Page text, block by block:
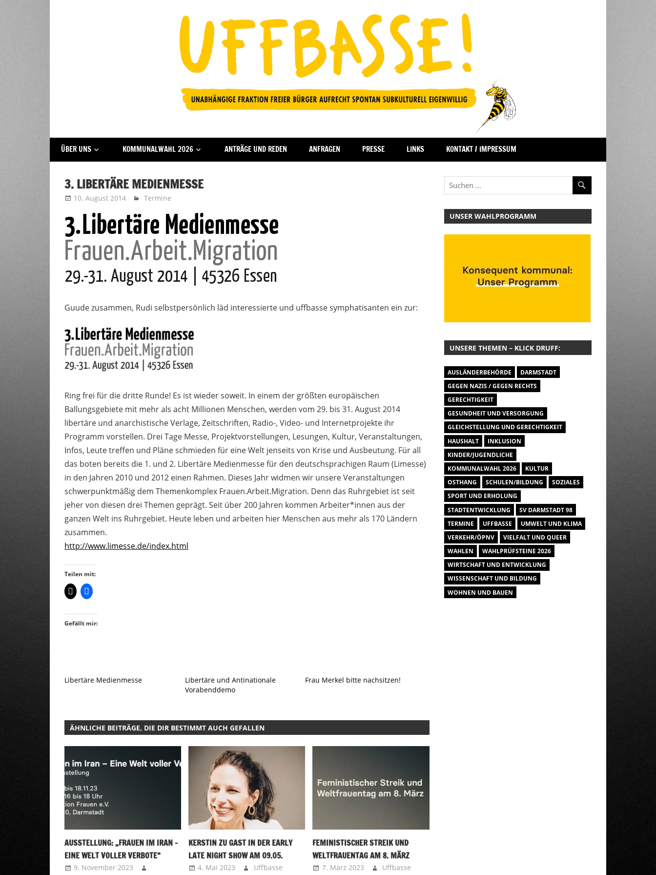
UFFBASSE!
Darmstadt
ÜBER UNS KOMMUNALWAHL 2026 ANTRÄGE UND REDEN ANFRAGEN PRESSE LINKS KONTAKT / IMPRESSUM
3. LIBERTÄRE MEDIENMESSE
10. August 2014 Uffbasse
Termine
Guude zusammen, Rudi selbstpersönlich läd interessierte und uffbasse symphatisanten ein zur:
Ring frei für die dritte Runde! Es ist wieder soweit. In einem der größten europäischen
Ballungsgebiete mit mehr als acht Millionen Menschen, werden vom 29. bis 31. August 2014
libertäre und anarchistische Verlage, Zeitschriften, Radio-, Video- und Internetprojekte ihr
Programm vorstellen. Drei Tage Messe, Projektvorstellungen, Lesungen, Kultur, Veranstaltungen,
Infos, Leute treffen und Pläne schmieden für eine Welt jenseits von Krise und Ausbeutung. Für all
das boten bereits die 1. und 2. Libertäre Medienmesse für den deutschsprachigen Raum (Limesse)
in den Jahren 2010 und 2012 einen Rahmen. Dieses Jahr widmen wir unsere Veranstaltungen
schwerpunktmäßig dem Themenkomplex Frauen.Arbeit.Migration. Denn das Ruhrgebiet ist seit
jeher von diesen drei Themen geprägt. Seit über 200 Jahren kommen Arbeiter*innen aus der
ganzen Welt ins Ruhrgebiet. Heute leben und arbeiten hier Menschen aus mehr als 170 Ländern
zusammen.
http://www.limesse.de/index.html
Teilen mit:
Gefällt mir:
Libertäre Medienmesse
Libertäre und Antinationale
Vorabenddemo
Frau Merkel bitte nachsitzen!
ÄHNLICHE BEITRÄGE, DIE DIR BESTIMMT AUCH GEFALLEN
AUSSTELLUNG: „FRAUEN IM IRAN –
EINE WELT VOLLER VERBOTE“
9. November 2023
KERSTIN ZU GAST IN DER EARLY
LATE NIGHT SHOW AM 09.05.
4. Mai 2023 Uffbasse
FEMINISTISCHER STREIK UND
WELTFRAUENTAG AM 8. MÄRZ
7. März 2023 Uffbasse
UNSER WAHLPROGRAMM
UNSERE THEMEN – KLICK DRUFF:
AUSLÄNDERBEHÖRDE
DARMSTADT
GEGEN NAZIS / GEGEN RECHTS
GERECHTIGKEIT
GESUNDHEIT UND VERSORGUNG
GLEICHSTELLUNG UND GERECHTIGKEIT
HAUSHALT
INKLUSION
KINDER/JUGENDLICHE
KOMMUNALWAHL 2026
KULTUR
OSTHANG
SCHULEN/BILDUNG
SOZIALES
SPORT UND ERHOLUNG
STADTENTWICKLUNG
SV DARMSTADT 98
TERMINE
UFFBASSE
UMWELT UND KLIMA
VERKEHR/ÖPNV
VIELFALT UND QUEER
WAHLEN
WAHLPRÜFSTEINE 2026
WIRTSCHAFT UND ENTWICKLUNG
WISSENSCHAFT UND BILDUNG
WOHNEN UND BAUEN